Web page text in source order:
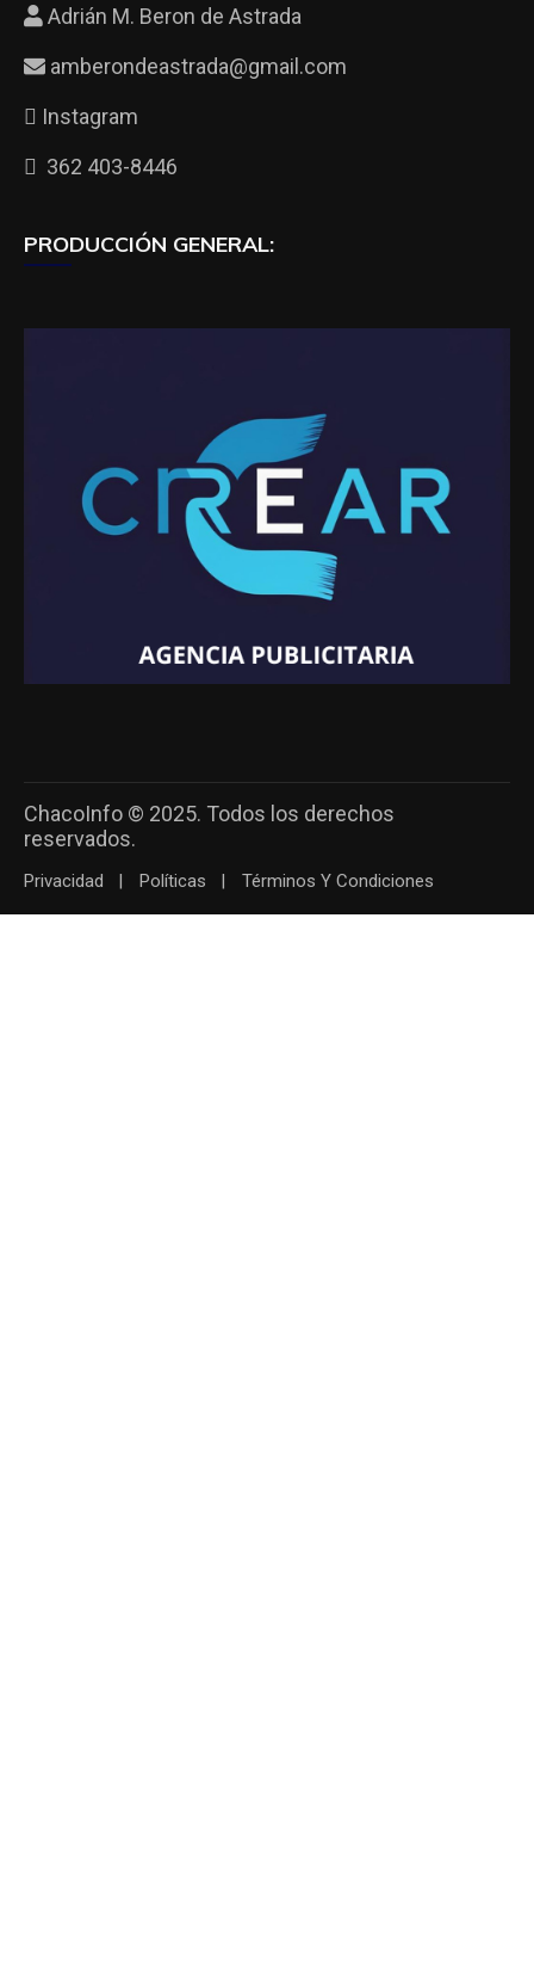
Adrián M. Beron de Astrada
amberondeastrada@gmail.com
Instagram
362 403-8446
PRODUCCIÓN GENERAL:
ChacoInfo © 2025. Todos los derechos
reservados.
Privacidad Políticas Términos Y Condiciones